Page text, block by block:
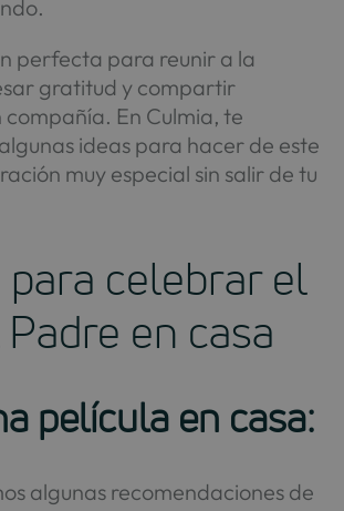
perfecta para reunir a la
gratitud y compartir
compañía. En Culmia, te
ideas para hacer de este
muy especial sin salir de tu
para celebrar el
en casa
película en casa:
algunas recomendaciones de